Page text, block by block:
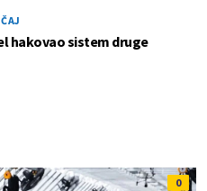
hakovao sistem druge
0